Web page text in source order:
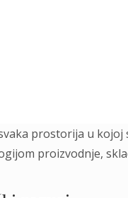
prostorija u kojoj
proizvodnje,